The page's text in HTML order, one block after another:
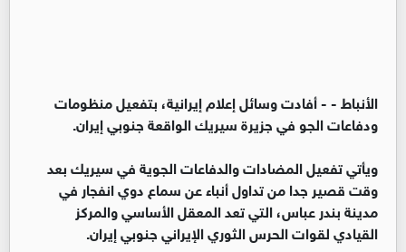
الأنباط -- أفادت وسائل إعلام إيرانية، بتفعيل منظومات
ودفاعات الجو في جزيرة سيريك الواقعة جنوبي إيران.
ويأتي تفعيل المضادات والدفاعات الجوية في سيريك بعد
وقت قصير جدا من تداول أنباء عن سماع دوي انفجار في
مدينة بندر عباس، التي تعد المعقل الأساسي والمركز
القيادي لقوات الحرس الثوري الإيراني جنوبي إيران.